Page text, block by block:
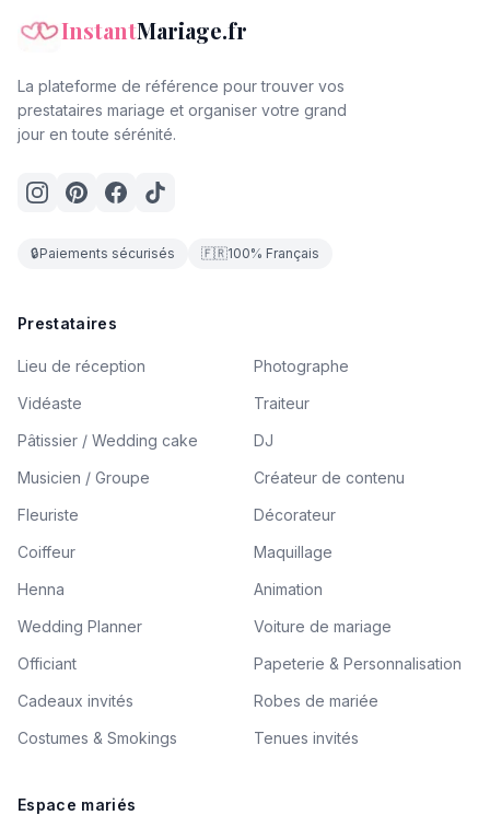
InstantMariage.fr
La plateforme de référence pour trouver vos
prestataires mariage et organiser votre grand
jour en toute sérénité.
🔒Paiements sécurisés 🇫🇷100% Français
Prestataires
Lieu de réception
Photographe
Vidéaste
Traiteur
Pâtissier / Wedding cake
DJ
Musicien / Groupe
Créateur de contenu
Fleuriste
Décorateur
Coiffeur
Maquillage
Henna
Animation
Wedding Planner
Voiture de mariage
Officiant
Papeterie & Personnalisation
Cadeaux invités
Robes de mariée
Costumes & Smokings
Tenues invités
Espace mariés